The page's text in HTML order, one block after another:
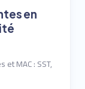
en
et MAC : SST,